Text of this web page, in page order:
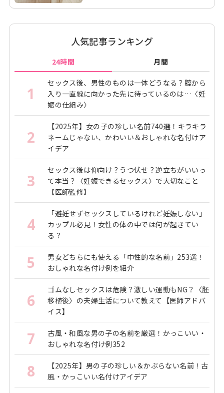
人気記事ランキング
24時間 月間
1
セックス後、男性のものは一体どうなる？腟から
入り一直線に向かった先に待っているのは…〈妊
娠の仕組み〉
2
【2025年】女の子の珍しい名前740選！キラキラ
ネームじゃない、かわいい＆おしゃれな名付けア
イデア
3
セックス後は仰向け？うつ伏せ？逆立ちがいいっ
て本当？〈妊娠できるセックス〉で大切なこと
【医師監修】
4
「避妊せずセックスしているけれど妊娠しない」
カップル必見！女性の体の中では何が起きてい
る？
5
男女どちらにも使える「中性的な名前」253選！
おしゃれな名付け例を紹介
6
ゴムなしセックスは危険？激しい運動もNG？〈胚
移植後〉の夫婦生活について教えて【医師アドバ
イス】
7
古風・和風な男の子の名前を厳選！かっこいい・
おしゃれな名付け例352
8
【2025年】男の子の珍しい＆かぶらない名前！古
風・かっこいい名付けアイデア